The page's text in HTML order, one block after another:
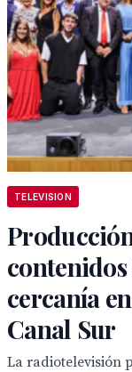
TELEVISION
cercanía
Canal Sur
La radiotelevisión